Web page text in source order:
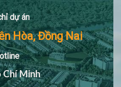
dự án
Hòa, Đồng Nai
Chí Minh